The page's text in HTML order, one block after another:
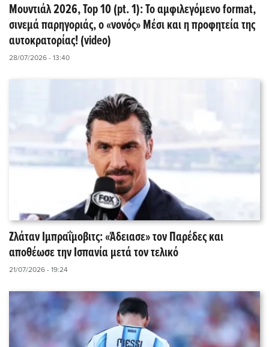
Μουντιάλ 2026, Top 10 (pt. 1): Το αμφιλεγόμενο format,
σινεμά παρηγοριάς, ο «νονός» Μέσι και η προφητεία της
αυτοκρατορίας! (video)
28/07/2026 - 13:40
Ζλάταν Ιμπραΐμοβιτς: «Άδειασε» τον Παρέδες και
αποθέωσε την Ισπανία μετά τον τελικό
21/07/2026 - 19:24